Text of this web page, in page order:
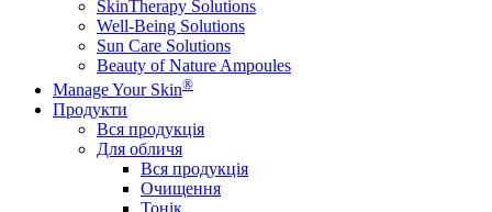
SkinTherapy Solutions
Well-Being Solutions
Sun Care Solutions
Beauty of Nature Ampoules
Manage Your Skin®
Продукти
Вся продукція
Для обличя
Вся продукція
Очищення
Тонік